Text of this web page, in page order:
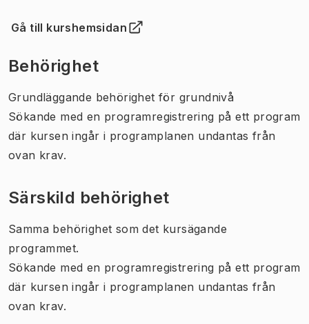
Gå till kurshemsidan
(Öppnas i ny flik)
Behörighet
Grundläggande behörighet för grundnivå
Sökande med en programregistrering på ett program
där kursen ingår i programplanen undantas från
ovan krav.
Särskild behörighet
Samma behörighet som det kursägande
programmet.
Sökande med en programregistrering på ett program
där kursen ingår i programplanen undantas från
ovan krav.